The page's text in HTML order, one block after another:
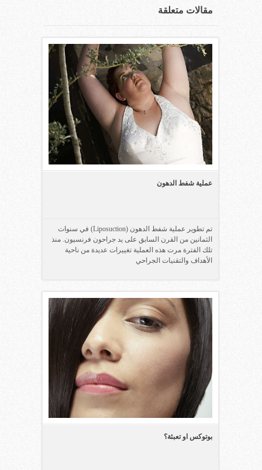
مقالات متعلقة
عملية شفط الدهون
تم تطوير عملية شفط الدهون (Liposuction) في سنوات
الثمانين من القرن السابق على يد جراحون فرنسيون. منذ
تلك الفترة مرت هذه العملية تغييرات عديدة من ناحية
الأهداف والتقنيات الجراحي
بوتوكس او تعبئة؟